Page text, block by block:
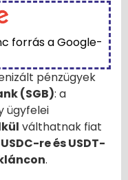
forrás a Google-
pénzügyek
(SGB): a
ügyfelei
válthatnak fiat
USDC-re és USDT-
.